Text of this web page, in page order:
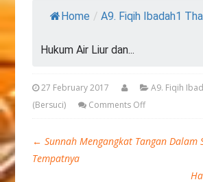
Home / A9. Fiqih Ibadah1
Hukum Air Liur dan...
27 February 2017
A9. Fiqih
(Bersuci)
Comments Off
← Sunnah Mengangkat Tangan Dalam
Tempatnya